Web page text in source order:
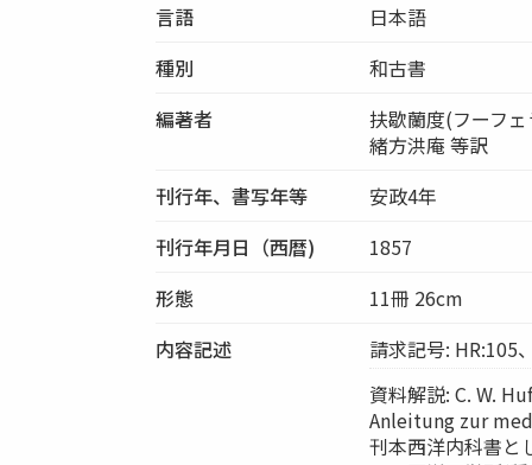
言語
日本語
種別
和古書
編著者
扶歇蘭度(フーフ
緒方洪庵 等訳
刊行年、書写年等
安政4年
刊行年月日（西暦)
1857
形態
11冊 26cm
内容記述
請求記号: HR:105
資料解説: C. W.
Anleitung zur
刊本西洋内科書と